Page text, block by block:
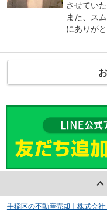
させてい
また、ス
にありが
手稲区の不動産売却｜株式会社